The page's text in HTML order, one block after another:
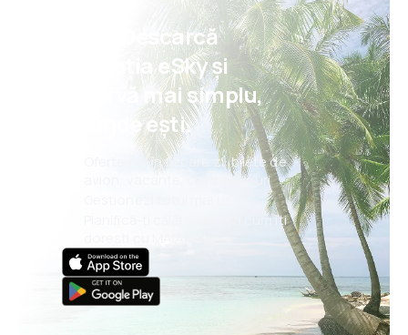
Psst! Descarcă
aplicația eSky și
rezervă mai simplu,
oriunde ești.
Oferte noi în fiecare zi: bilete de
avion, vacanțe, city break-uri
Planifică-ți călătoriile așa cum îți